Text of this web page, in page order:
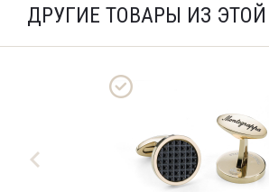
ДРУГИЕ ТОВАРЫ ИЗ ЭТОЙ